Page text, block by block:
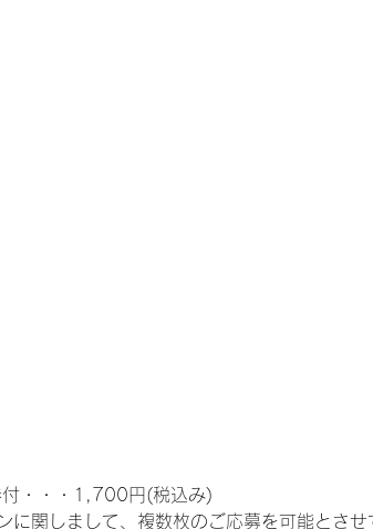
付・・・1,700円(税込み)
関しまして、複数枚のご応募を可能とさ